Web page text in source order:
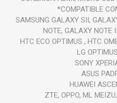
*COMPATIBLE
SAMSUNG GALAXY SII,
NOTE, GALAXY NOTE
HTC ECO OPTIMUS , HTC
LG
SONY
ASUS
HUAWEI
ZTE, OPPO, ML